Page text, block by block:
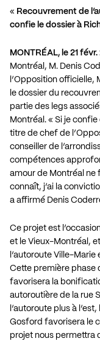
« Recouvrement de
confie le dossier à
MONTRÉAL, le 21 févr.
Montréal, M. Denis
l’Opposition officielle,
le dossier du
partie des legs
Montréal. « Si je
titre de chef de
conseiller de
compétences
amour de Montréal ne
connaît, j’ai la
a affirmé Denis
Ce projet est
et le Vieux-Montréal,
l’autoroute Ville-
Cette première phase
favorisera la
autoroutière de la rue
l’autoroute plus à
Gosford favorisera le
projet nous permettra